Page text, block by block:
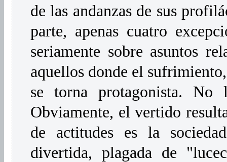
de las andanzas de sus
parte, apenas cuatro
seriamente sobre asuntos
aquellos donde el
se torna protagonista. No
Obviamente, el vertido
de actitudes es la
divertida, plagada de